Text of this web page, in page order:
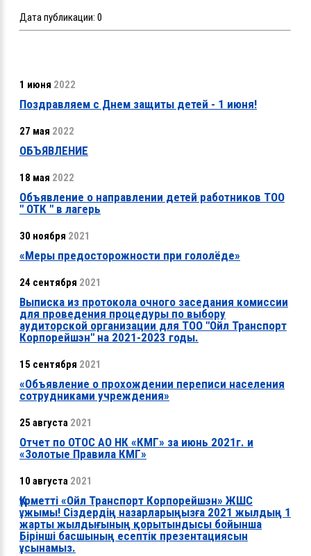
Дата публикации: 0
1 июня 2022
Поздравляем с Днем защиты детей - 1 июня!
27 мая 2022
ОБЪЯВЛЕНИЕ
18 мая 2022
Объявление о направлении детей работников ТОО
" ОТК " в лагерь
30 ноября 2021
«Меры предосторожности при гололёде»
24 сентября 2021
Выписка из протокола очного заседания комиссии
для проведения процедуры по выбору
аудиторской организации для ТОО "Ойл Транспорт
Корпорейшэн" на 2021-2023 годы.
15 сентября 2021
«Объявление о прохождении переписи населения
сотрудниками учреждения»
25 августа 2021
Отчет по ОТОС АО НК «КМГ» за июнь 2021г. и
«Золотые Правила КМГ»
10 августа 2021
Құрметті «Ойл Транспорт Корпорейшэн» ЖШС
ұжымы! Сіздердің назарларыңызға 2021 жылдың 1
жарты жылдығының қорытындысы бойынша
Бірінші басшының есептік презентациясын
ұсынамыз.